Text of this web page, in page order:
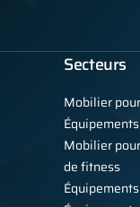
Secteurs
Mobilier
Mobilier
de fitness